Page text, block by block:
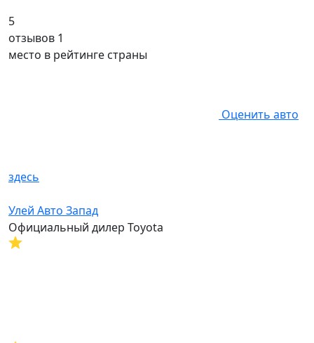
5
отзывов 1
место в рейтинге страны
Оценить авто
здесь
Улей Авто Запад
Официальный дилер Toyota